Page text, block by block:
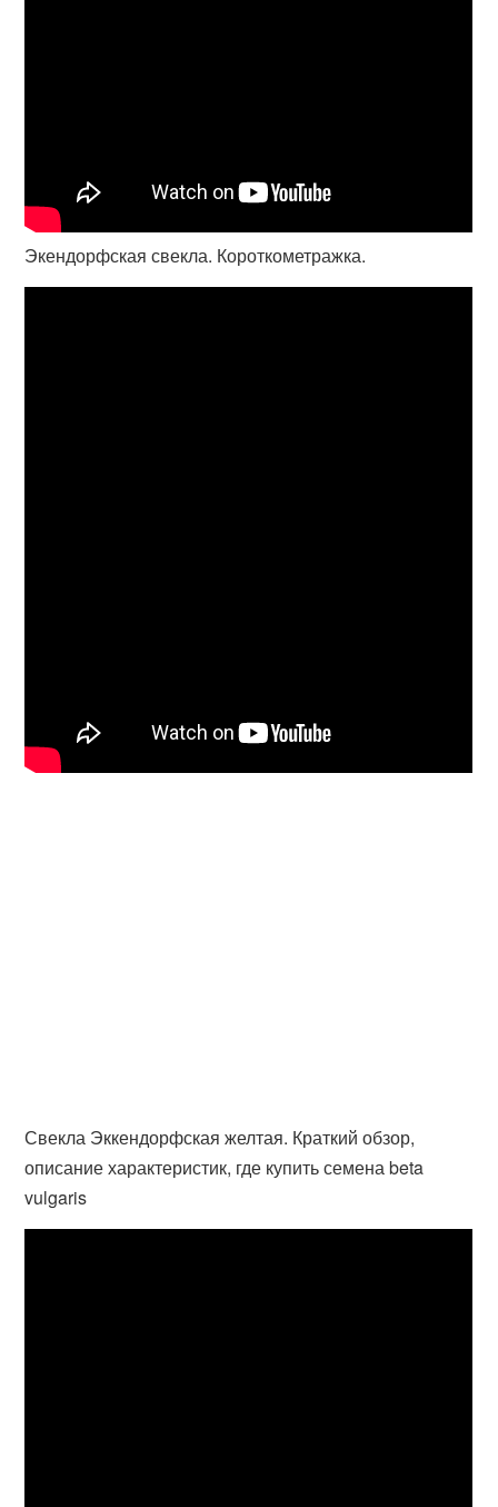
Экендорфская свекла. Короткометражка.
Свекла Эккендорфская желтая. Краткий обзор,
описание характеристик, где купить семена beta
vulgaris